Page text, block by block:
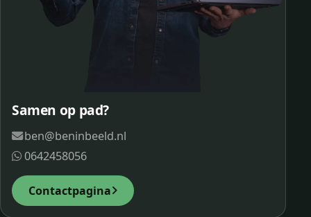
Samen op pad?
ben@beninbeeld.nl
0642458056
Contactpagina